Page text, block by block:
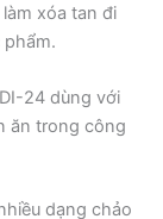
xóa tan đi
24 dùng với
ăn trong công
dạng chảo